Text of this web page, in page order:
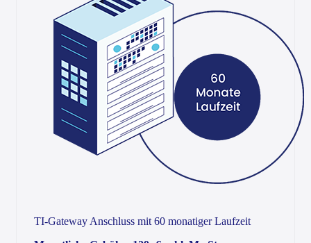
TI-Gateway Anschluss mit 60 monatiger Laufzeit